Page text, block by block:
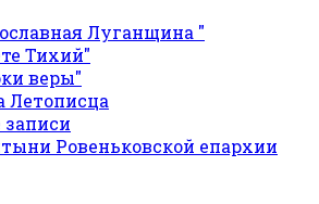
Луганщина "
Тихий"
веры"
Летописца
Ровеньковской епархии